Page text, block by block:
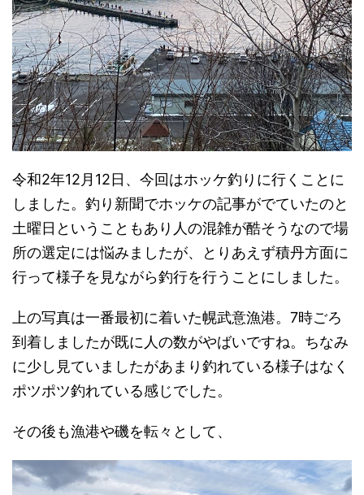
令和2年12月12日、今回はホッケ釣りに行くことに
しました。釣り新聞でホッケの記事がでていたのと
土曜日ということもあり人の混雑が酷そうなので場
所の選定には悩みましたが、とりあえず積丹方面に
行って様子を見ながら釣行を行うことにしました。
上の写真は一番最初に着いた幌武意漁港。7時ごろ
到着しましたが既に人の数がやばいですね。ちなみ
に少し見ていましたがあまり釣れている様子はなく
ポツポツ釣れている感じでした。
その後も漁港や磯を転々として、